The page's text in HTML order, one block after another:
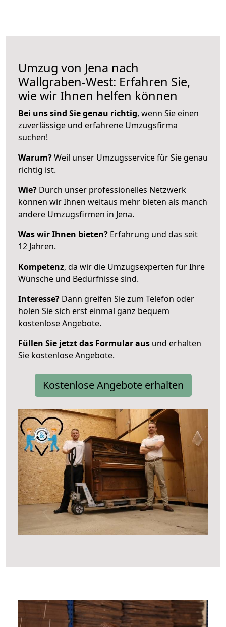
Umzug von Jena nach
Wallgraben-West: Erfahren Sie,
wie wir Ihnen helfen können
Bei uns sind Sie genau richtig, wenn Sie einen
zuverlässige und erfahrene Umzugsfirma
suchen!
Warum?Weil unser Umzugsservice für Sie genau
richtig ist.
Wie? Durch unser professionelles Netzwerk
können wir Ihnen weitaus mehr bieten als manch
andere Umzugsfirmen in Jena.
Was wir Ihnen bieten? Erfahrung und das seit
12 Jahren.
Kompetenz, da wir die Umzugsexperten für Ihre
Wünsche und Bedürfnisse sind.
Interesse? Dann greifen Sie zum Telefon oder
holen Sie sich erst einmal ganz bequem
kostenlose Angebote.
Füllen Sie jetzt das Formular aus und erhalten
Sie kostenlose Angebote.
Kostenlose Angebote erhalten